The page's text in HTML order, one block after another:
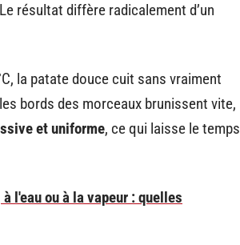
résultat diffère radicalement d’un
la patate douce cuit sans vraiment
bords des morceaux brunissent vite,
et uniforme, ce qui laisse le temps
l'eau ou à la vapeur : quelles